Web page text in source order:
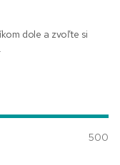
dole a zvoľte si
500